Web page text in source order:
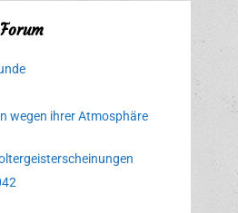
wegen ihrer Atmosphäre